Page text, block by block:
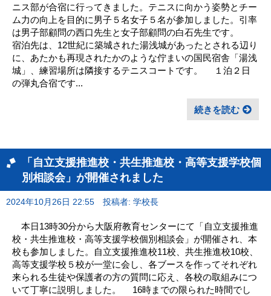
ニス部が合宿に行ってきました。テニスに向かう姿勢とチー
ム力の向上を目的に男子５名女子５名が参加しました。引率
は男子部顧問の西口先生と女子部顧問の白石先生です。
宿泊先は、12世紀に築城された湯浅城があったとされる辺り
に、あたかも再現されたかのような佇まいの国民宿舎「湯浅
城」、練習場所は隣接するテニスコートです。 １泊２日
の弾丸合宿です...
続きを読む
「自立支援推進校・共生推進校・高等支援学校個
別相談会」が開催されました
2024年10月26日 22:55 投稿者: 学校長
本日13時30分から大阪府教育センターにて「自立支援推進
校・共生推進校・高等支援学校個別相談会」が開催され、本
校も参加しました。自立支援推進校11校、共生推進校10校、
高等支援学校５校が一堂に会し、各ブースを作ってそれぞれ
来られる生徒や保護者の方の質問に応え、各校の取組みにつ
いて丁寧に説明しました。 16時までの限られた時間でし